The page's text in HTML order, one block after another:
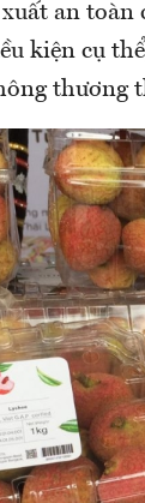
an
kiện cụ
thương